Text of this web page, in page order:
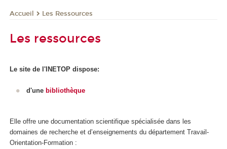
Accueil Les Ressources
Les ressources
Le site de l'INETOP dispose:
d'une bibliothèque
Elle offre une documentation scientifique spécialisée dans les
domaines de recherche et d’enseignements du département Travail-
Orientation-Formation :